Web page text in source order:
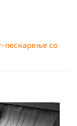
пескарење со